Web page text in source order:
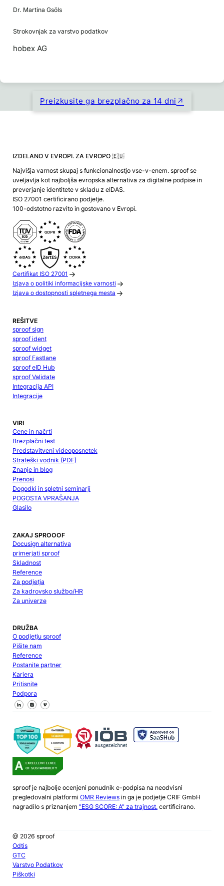
Dr. Martina Gsöls
Strokovnjak za varstvo podatkov
hobex AG
Preizkusite ga brezplačno za 14 dni
IZDELANO V EVROPI. ZA EVROPO 🇪🇺
Najvišja varnost skupaj s funkcionalnostjo vse-v-enem. sproof se
uveljavlja kot najboljša evropska alternativa za digitalne podpise in
preverjanje identitete v skladu z eIDAS.
ISO 27001 certificirano podjetje.
100-odstotno razvito in gostovano v Evropi.
Certifikat ISO 27001
Izjava o politiki informacijske varnosti
Izjava o dostopnosti spletnega mesta
REŠITVE
sproof sign
sproof ident
sproof widget
sproof Fastlane
sproof eID Hub
sproof Validate
Integracija API
Integracije
VIRI
Cene in načrti
Brezplačni test
Predstavitveni videoposnetek
Strateški vodnik (PDF)
Znanje in blog
Prenosi
Dogodki in spletni seminarji
POGOSTA VPRAŠANJA
Glasilo
ZAKAJ SPROOOF
Docusign alternativa
primerjati sproof
Skladnost
Reference
Za podjetja
Za kadrovsko službo/HR
Za univerze
DRUŽBA
O podjetju sproof
Pišite nam
Reference
Postanite partner
Kariera
Pritisnite
Podpora
Sledite nam na Facebooku
Sledite nam na X
Sledite nam na LinkedInu
sproof je najbolje ocenjeni ponudnik e-podpisa na neodvisni
pregledovalni platformi OMR Reviewsin ga je podjetje CRIF GmbH
nagradilo s priznanjem "ESG SCORE: A" za trajnost.certificirano.
@ 2026 sproof
Odtis
GTC
Varstvo Podatkov
Piškotki